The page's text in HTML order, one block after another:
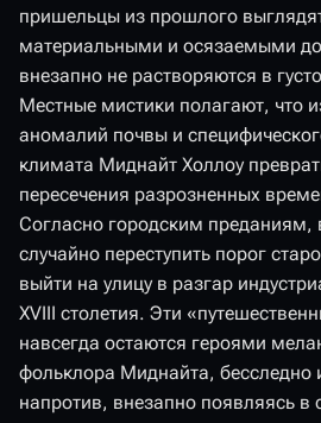
пришельцы из прошлого
материальными и осязаемыми до
внезапно не растворяются в
Местные мистики полагают, что
аномалий почвы и
климата Миднайт Холлоу
пересечения разрозненных
Согласно городским
случайно переступить порог
выйти на улицу в разгар
XVIII столетия. Эти
навсегда остаются героями
фольклора Миднайта, бесследно
напротив, внезапно появляясь в